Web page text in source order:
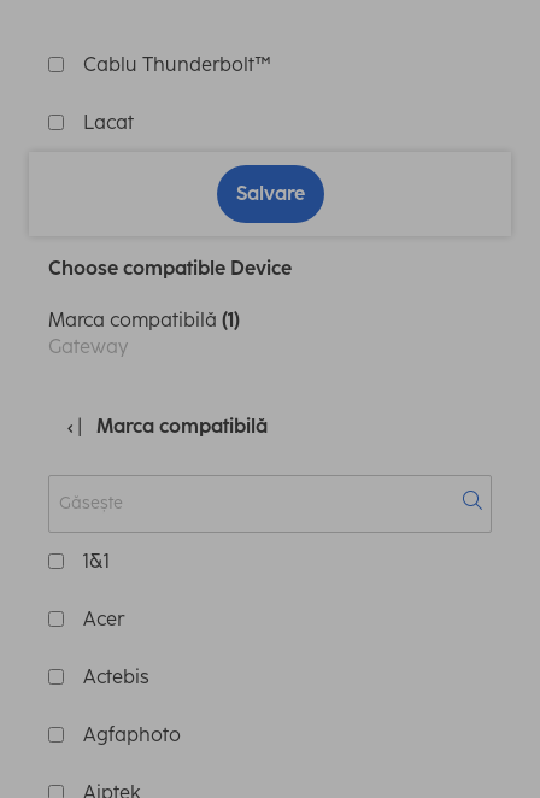
Cablu Thunderbolt™
Lacat
Salvare
Choose compatible Device
Marca compatibilă (1)
Gateway
Marca compatibilă
1&1
Acer
Actebis
Agfaphoto
Aiptek